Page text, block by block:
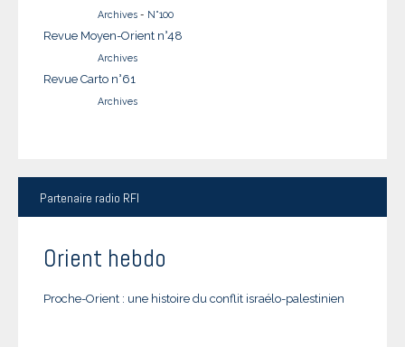
Archives - N°100
Revue Moyen-Orient n°48
Archives
Revue Carto n°61
Archives
Partenaire radio RFI
Orient hebdo
Proche-Orient : une histoire du conflit israélo-palestinien